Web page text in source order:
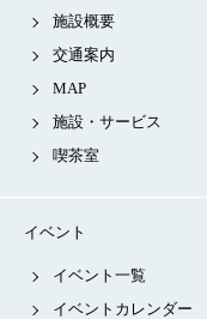
施設概要
交通案内
MAP
施設・サービス
喫茶室
イベント
イベント一覧
イベントカレンダー